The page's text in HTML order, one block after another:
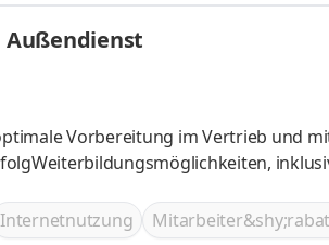
für unsere Kunden und beraten
der LVM.
Vorbereitung im Vertrieb und
Internetnutzung